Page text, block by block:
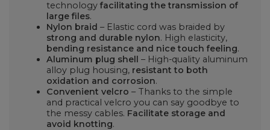
technologyfacilitating the transmission of
large files.
Nylon braid – Elastic cord was braided by
strong and durable nylon. High elasticity,
bending resistance and nice touch feeling.
Aluminum plug shell – High-quality aluminum
alloy plug housing, resistant to both
oxidation and corrosion.
Convenient velcro – Thanks to the simple
and practical velcro you can say goodbye to
the messy cables. Facilitate storage and
avoid knotting.